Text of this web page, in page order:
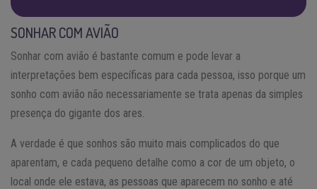
SONHAR COM AVIÃO
Sonhar com avião é bastante comum e pode levar a
interpretações bem específicas para cada pessoa, isso porque um
sonho com avião não necessariamente se trata apenas da simples
presença do gigante dos ares.
A verdade é que sonhos são muito mais complicados do que
aparentam, e cada pequeno detalhe como a cor de um objeto, o
local onde ele estava, as pessoas que aparecem no sonho e até